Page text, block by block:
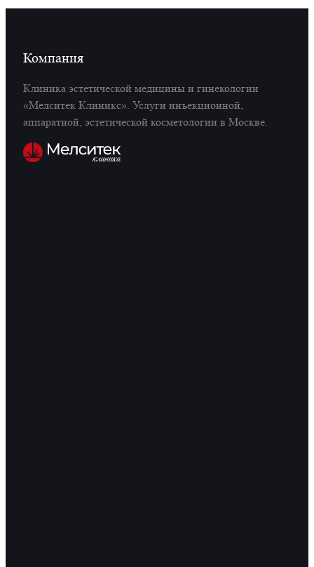
Компания
Клиника эстетической медицины и гинекологии
«Мелситек Клиникс». Услуги инъекционной,
аппаратной, эстетической косметологии в Москве.